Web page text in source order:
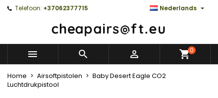
Telefoon: +37062377715 Nederlands 
   0
Home Airsoftpistolen
Baby Desert Eagle CO2
Luchtdrukpistool